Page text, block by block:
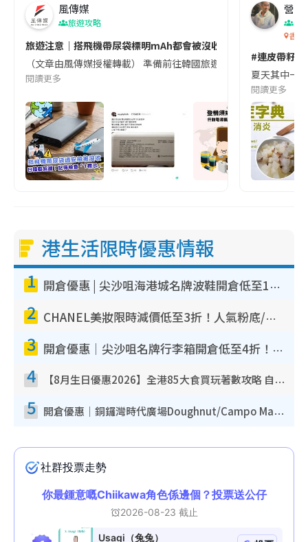
風傳媒
旅遊攻略
旅遊注意｜搭飛機帶尿袋標明mAh都會被沒收😱出發前切記檢查
（文章由風傳媒授權轉載） 準備前往韓國旅遊的民眾，近期要
閱讀更多
營養
香港
#連皮帶籽
夏天其中一
閱讀更多
港生活限時優惠情報
1 開倉優惠 | 尖沙咀海港城名牌波鞋開倉低至1折！On鞋$899起／Joy&Peace鞋履$98起
2 CHANEL美妝限時減價低至3折！人氣粉底/唇膏/精華液低至$275！COCO香水都有平
3 開倉優惠｜尖沙咀名牌行李箱開倉低至4折！一連5日 American Tourister/ace./Hallmark $200起！
4 【8月生日優惠2026】全港85大食買玩著數攻略 自助餐/火鍋放題同行免費＋誠品/DONKI送現金券
5 開倉優惠｜銅鑼灣時代廣場Doughnut/Campo Marzio開倉低至1折！背囊、書包、手袋劈價$200起